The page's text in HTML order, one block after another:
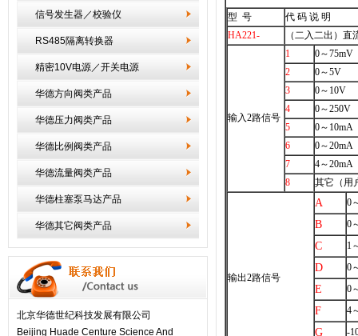
信号发生器／校验仪
RS485隔离转换器
精密10V电源／开关电源
华德方向阀类产品
华德压力阀类产品
华德比例阀类产品
华德流量阀类产品
华德柱塞泵马达产品
华德其它阀类产品
北京华德世纪科技发展有限公司
Beijing Huade Centure Science And
型 号
代 码 说 明
HA221- （二入二出）直
输入2路信号
1
0～75mV
2
0～5V
3
0～10V
4
0～250V
5
0～10mA
6
0～20mA
7
4～20mA
8
其它（用
输出2路信号
A 0
B 0
C 1
D 0
E 0
F 4
G -